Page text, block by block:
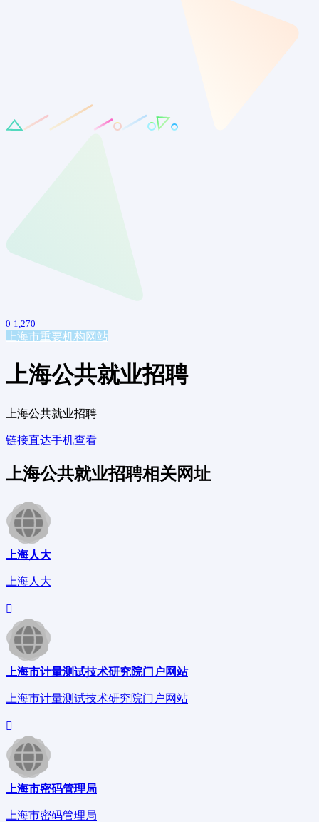
0 1,270
上海市重要机构网站
上海公共就业招聘
上海公共就业招聘
链接直达手机查看
上海公共就业招聘相关网址
上海人大
上海人大
上海市计量测试技术研究院门户网站
上海市计量测试技术研究院门户网站
上海市密码管理局
上海市密码管理局